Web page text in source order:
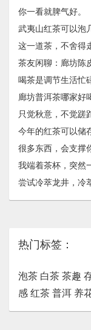
你一看就脾气好。
武夷山红茶可以泡
这一道茶，不舍得
茶友闲聊：廊坊陈
喝茶是调节生活忙
廊坊普洱茶哪家好
只觉秋意，不觉蹉
今年的红茶可以储
很多东西，会支撑
我端着茶杯，突然
尝试冷萃龙井，冷
热门标签：
泡茶 白茶 茶趣
感 红茶 普洱 养